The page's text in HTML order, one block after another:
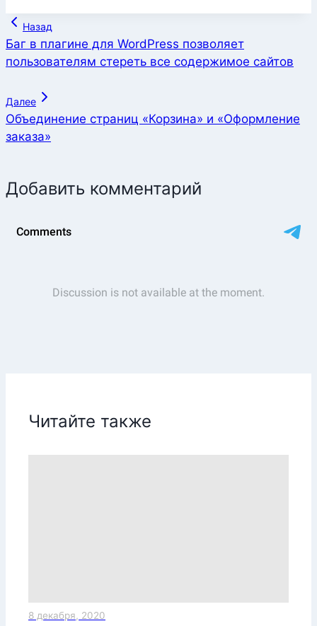
Навигация
по
записям
Назад
Баг в плагине для WordPress позволяет
пользователям стереть все содержимое сайтов
Далее
Объединение страниц «Корзина» и «Оформление
заказа»
Добавить комментарий
Читайте также
8 декабря, 2020